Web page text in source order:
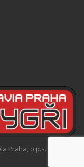
Praha, o.p.s.